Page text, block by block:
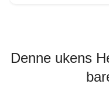
Denne ukens